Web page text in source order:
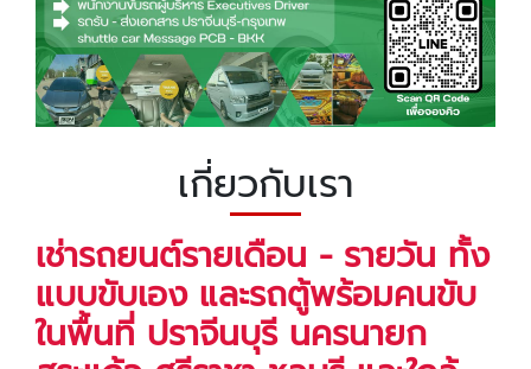
เกี่ยวกับเรา
เช่ารถยนต์รายเดือน - รายวัน ทั้ง
แบบขับเอง และรถตู้พร้อมคนขับ
ในพื้นที่ ปราจีนบุรี นครนายก